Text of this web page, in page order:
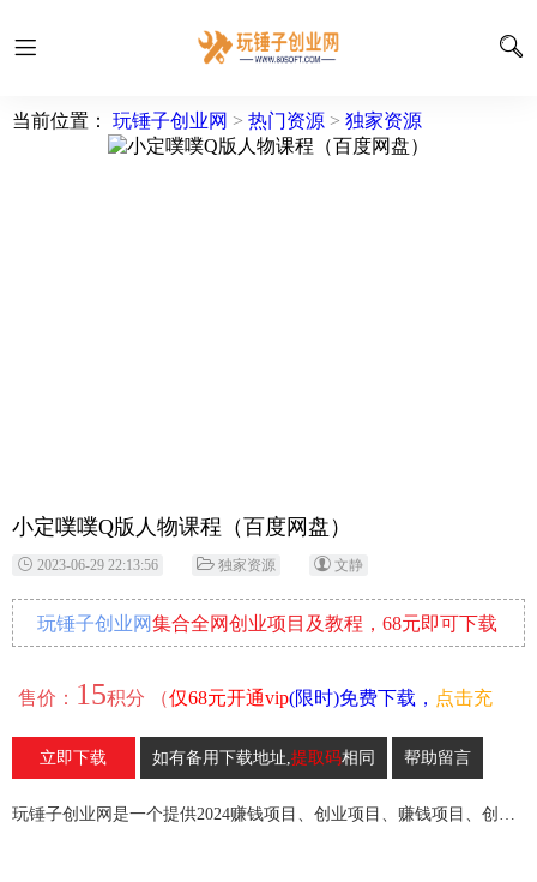
当前位置： 玩锤子创业网 > 热门资源 > 独家资源
小定噗噗Q版人物课程（百度网盘）
2023-06-29 22:13:56 独家资源 文静
玩锤子创业网集合全网创业项目及教程，68元即可下载
售价： 15积分 （仅68元开通vip(限时)免费下载， 点击充
）
立即下载 如有备用下载地址,提取码相同 帮助留言
玩锤子创业网是一个提供2024赚钱项目、创业项目、赚钱项目、创业赚钱教程、引流教程的创业网,欢迎来玩锤子创业网！